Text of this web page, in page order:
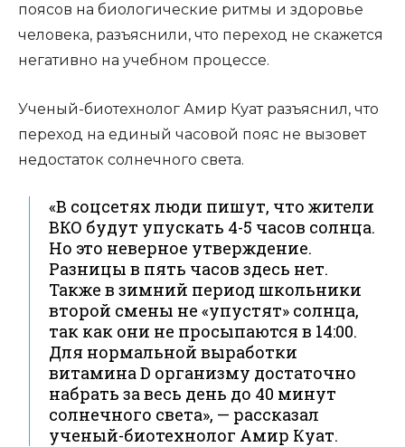
поясов на биологические ритмы и здоровье
человека, разъяснили, что переход не скажется
негативно на учебном процессе.
Ученый-биотехнолог Амир Куат разъяснил, что
переход на единый часовой пояс не вызовет
недостаток солнечного света.
«В соцсетях люди пишут, что жители
ВКО будут упускать 4-5 часов солнца.
Но это неверное утверждение.
Разницы в пять часов здесь нет.
Также в зимний период школьники
второй смены не «упустят» солнца,
так как они не просыпаются в 14:00.
Для нормальной выработки
витамина D организму достаточно
набрать за весь день до 40 минут
солнечного света», — рассказал
ученый-биотехнолог Амир Куат.